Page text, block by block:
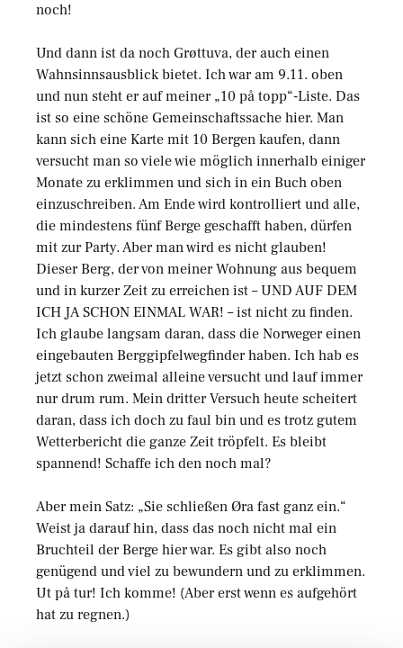
noch!
Und dann ist da noch Grøttuva, der auch einen
Wahnsinnsausblick bietet. Ich war am 9.11. oben
und nun steht er auf meiner „10 på topp“-Liste. Das
ist so eine schöne Gemeinschaftssache hier. Man
kann sich eine Karte mit 10 Bergen kaufen, dann
versucht man so viele wie möglich innerhalb einiger
Monate zu erklimmen und sich in ein Buch oben
einzuschreiben. Am Ende wird kontrolliert und alle,
die mindestens fünf Berge geschafft haben, dürfen
mit zur Party. Aber man wird es nicht glauben!
Dieser Berg, der von meiner Wohnung aus bequem
und in kurzer Zeit zu erreichen ist – UND AUF DEM
ICH JA SCHON EINMAL WAR! – ist nicht zu finden.
Ich glaube langsam daran, dass die Norweger einen
eingebauten Berggipfelwegfinder haben. Ich hab es
jetzt schon zweimal alleine versucht und lauf immer
nur drum rum. Mein dritter Versuch heute scheitert
daran, dass ich doch zu faul bin und es trotz gutem
Wetterbericht die ganze Zeit tröpfelt. Es bleibt
spannend! Schaffe ich den noch mal?
Aber mein Satz: „Sie schließen Øra fast ganz ein.“
Weist ja darauf hin, dass das noch nicht mal ein
Bruchteil der Berge hier war. Es gibt also noch
genügend und viel zu bewundern und zu erklimmen.
Ut på tur! Ich komme! (Aber erst wenn es aufgehört
hat zu regnen.)